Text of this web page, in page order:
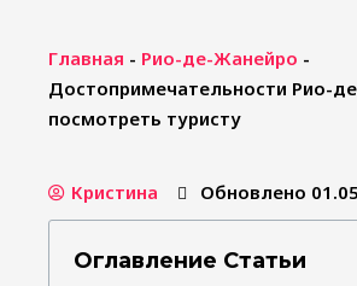
Главная - Рио-де-Жанейро -
Достопримечательности Рио-
посмотреть туристу
Кристина Обновлено
Оглавление Статьи